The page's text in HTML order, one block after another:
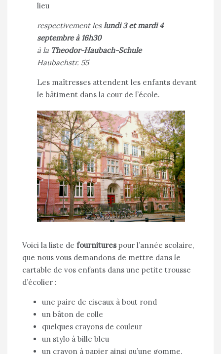
lieu
respectivement leslundi 3 et mardi 4
septembre à 16h30
à la Theodor-Haubach-Schule
Haubachstr. 55
Les maîtresses attendent les enfants devant
le bâtiment dans la cour de l’école.
Voici la liste de fournitures pour l’année scolaire,
que nous vous demandons de mettre dans le
cartable de vos enfants dans une petite trousse
d’écolier :
une paire de ciseaux à bout rond
un bâton de colle
quelques crayons de couleur
un stylo à bille bleu
un crayon à papier ainsi qu’une gomme.